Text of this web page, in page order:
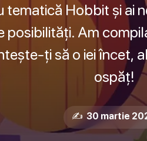
tematică Hobbit și ai
Am
ți să o iei încet,
ospăț!
✍️ 30 martie